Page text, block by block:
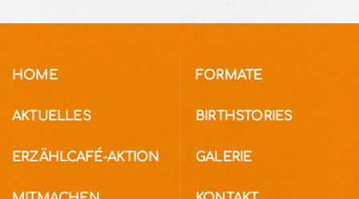
HOME
AKTUELLES
ERZÄHLCAFÉ-AKTION
FORMATE
BIRTHSTORIES
GALERIE